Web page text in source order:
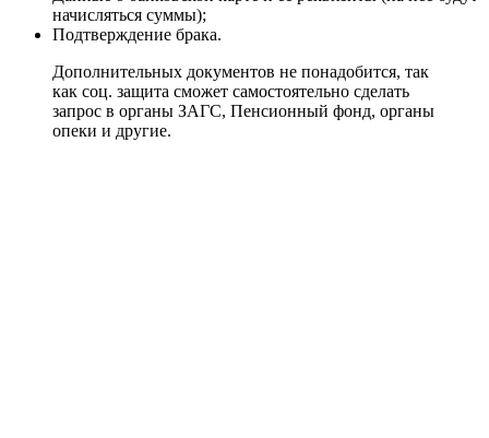
начисляться суммы);
Подтверждение брака.
Дополнительных документов не понадобится, так
как соц. защита сможет самостоятельно сделать
запрос в органы ЗАГС, Пенсионный фонд, органы
опеки и другие.